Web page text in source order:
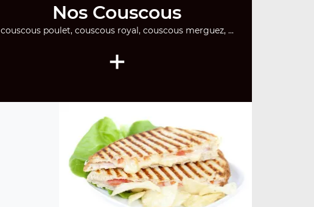
Nos Couscous
couscous poulet, couscous royal, couscous merguez, ...
+